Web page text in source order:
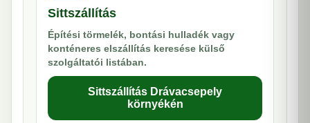
Sittszállítás
Építési törmelék, bontási hulladék vagy
konténeres elszállítás keresése külső
szolgáltatói listában.
Sittszállítás Drávacsepely
környékén